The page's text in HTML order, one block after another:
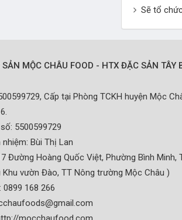
Sẽ tổ
MỘC CHÂU FOOD - HTX ĐẶC SẢN TÂY
Cấp tại Phòng TCKH huyện Mộc
5500599729
Bùi Thị Lan
Đường Hoàng Quốc Việt, Phường Bình Minh,
Khu vườn Đào, TT Nông trường Mộc Châu )
0899 168 266